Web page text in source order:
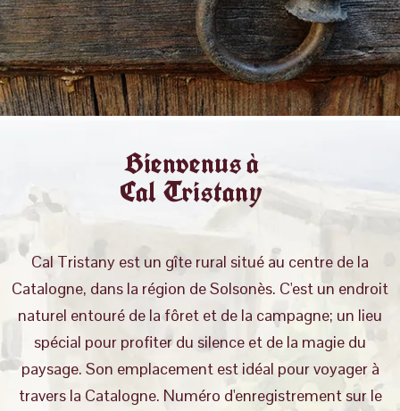
Bienvenus à
Cal Tristany
Cal Tristany est un gîte rural situé au centre de la
Catalogne, dans la région de Solsonès. C'est un endroit
naturel entouré de la fôret et de la campagne; un lieu
spécial pour profiter du silence et de la magie du
paysage. Son emplacement est idéal pour voyager à
travers la Catalogne. Numéro d'enregistrement sur le